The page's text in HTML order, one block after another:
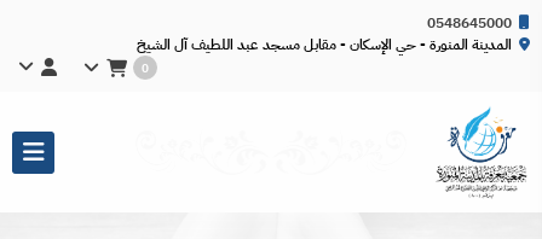
0548645000
المدينة المنورة - حي الإسكان - مقابل مسجد عبد اللطيف آل الشيخ
0